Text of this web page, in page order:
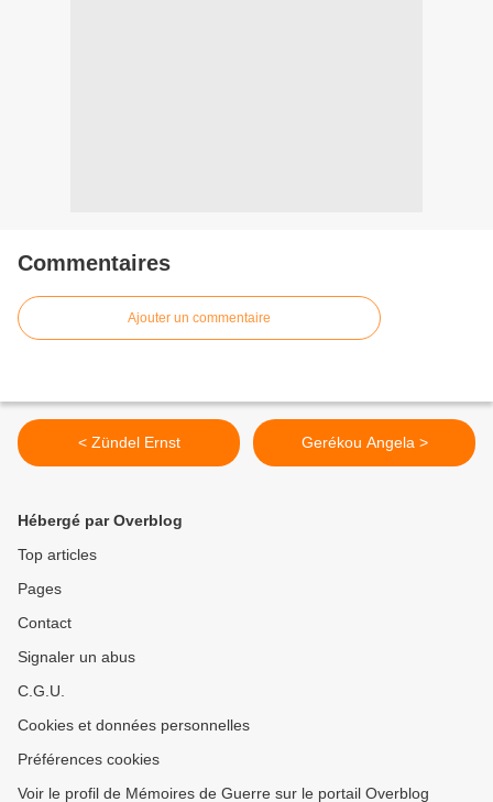
Commentaires
Ajouter un commentaire
< Zündel Ernst Gerékou Angela >
Hébergé par Overblog
Top articles
Pages
Contact
Signaler un abus
C.G.U.
Cookies et données personnelles
Préférences cookies
Voir le profil de Mémoires de Guerre sur le portail Overblog